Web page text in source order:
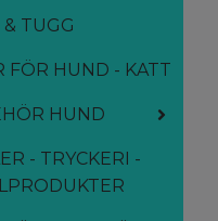
TUGG
FÖR HUND - KATT
HUND
- TRYCKERI -